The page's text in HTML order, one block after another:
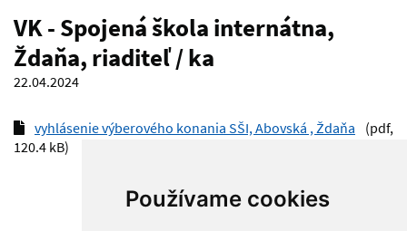
Používame cookies
VK - Spojená škola internátna,
Ždaňa, riaditeľ / ka
22.04.2024
vyhlásenie výberového konania SŠI, Abovská , Ždaňa
(pdf,
120.4 kB)